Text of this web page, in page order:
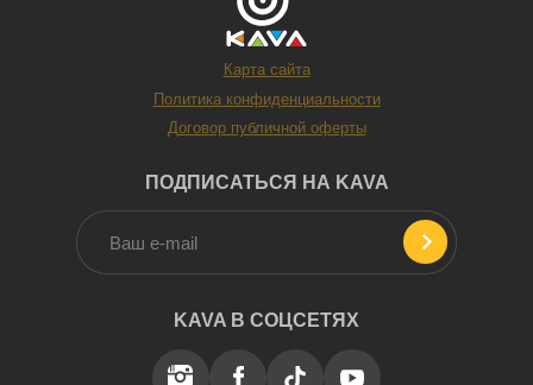
Карта сайта
Политика конфиденциальности
Договор публичной оферты
ПОДПИСАТЬСЯ НА KAVA
KAVA В СОЦСЕТЯХ